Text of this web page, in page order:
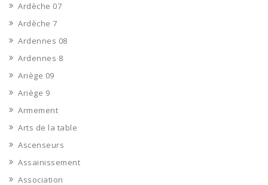
Ardèche 07
Ardèche 7
Ardennes 08
Ardennes 8
Ariège 09
Ariège 9
Armement
Arts de la table
Ascenseurs
Assainissement
Association